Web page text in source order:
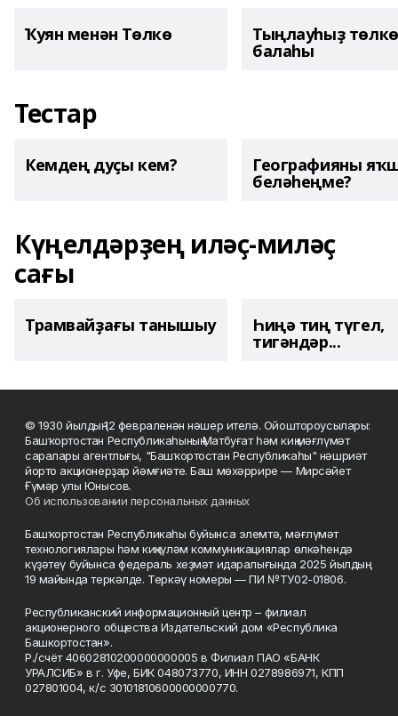
Ҡуян менән Төлкө Тыңлауһыҙ төлкө
балаһы
Тестар
Кемдең дуҫы кем? Географияны
беләһеңме?
Күңелдәрҙең иләҫ-миләҫ
сағы
Трамвайҙағы танышыу Һиңә тиң түгел,
тигәндәр...
© 1930 йылдың 12 февраленән нәшер ителә. Ойоштороусылары:
Башҡортостан Республикаһының Матбуғат һәм киң мәғлүмәт
саралары агентлығы, "Башҡортостан Республикаһы" нәшриәт
йорто акционерҙар йәмғиәте. Баш мөхәррире — Мирсәйет
Ғүмәр улы Юнысов.
Об использовании персональных данных
Башҡортостан Республикаһы буйынса элемтә, мәғлүмәт
технологиялары һәм киңкүләм коммуникациялар өлкәһендә
күҙәтеү буйынса федераль хеҙмәт идаралығында 2025 йылдың
19 майында теркәлде. Теркәү номеры — ПИ №ТУ02-01806.
Республиканский информационный центр – филиал
акционерного общества Издательский дом «Республика
Башкортостан».
Р./счёт 40602810200000000005 в Филиал ПАО «БАНК
УРАЛСИБ» в г. Уфе, БИК 048073770, ИНН 0278986971, КПП
027801004, к/с 30101810600000000770.